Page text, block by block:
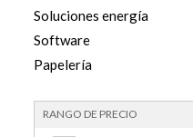
Soluciones energía
Software
Papelería
RANGO DE PRECIO